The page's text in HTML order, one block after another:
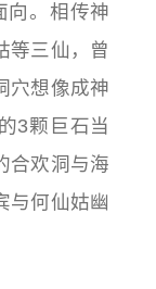
向。相传神
等三仙，曾
穴想像成神
3颗巨石当
合欢洞与海
与何仙姑幽